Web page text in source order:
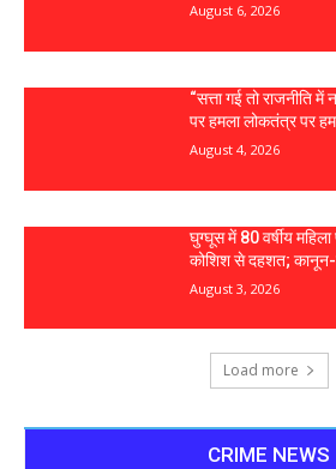
August 6, 2026
“सत्ता गई तो राजनीति में
पर हमला लोकतंत्र पर
August 4, 2026
घुग्घूस में 80 वर्षीय
कोशिश से दहशत; कानून-
August 3, 2026
Load more
CRIME NEWS